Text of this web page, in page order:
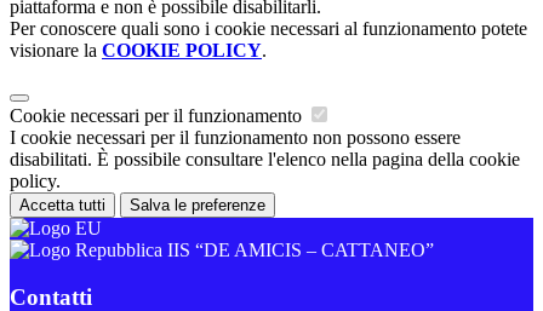
piattaforma e non è possibile disabilitarli.
Per conoscere quali sono i cookie necessari al funzionamento potete
visionare la COOKIE POLICY.
Cookie necessari per il funzionamento
I cookie necessari per il funzionamento non possono essere
disabilitati. È possibile consultare l'elenco nella pagina della cookie
policy.
Accetta tutti Salva le preferenze
IIS “DE AMICIS – CATTANEO”
Contatti